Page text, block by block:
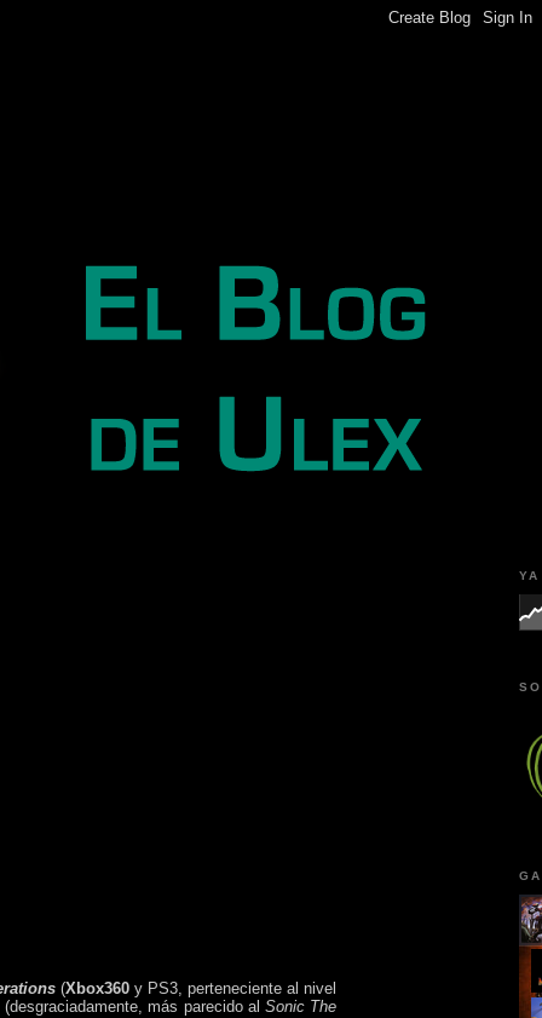
(Xbox360 y PS3, perteneciente al nivel
(desgraciadamente, más parecido al Sonic The